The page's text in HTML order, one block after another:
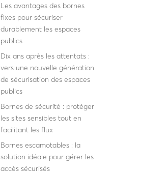
Les avantages des bornes
fixes pour sécuriser
durablement les espaces
publics
Dix ans après les attentats :
vers une nouvelle génération
de sécurisation des espaces
publics
Bornes de sécurité : protéger
les sites sensibles tout en
facilitant les flux
Bornes escamotables : la
solution idéale pour gérer les
accès sécurisés